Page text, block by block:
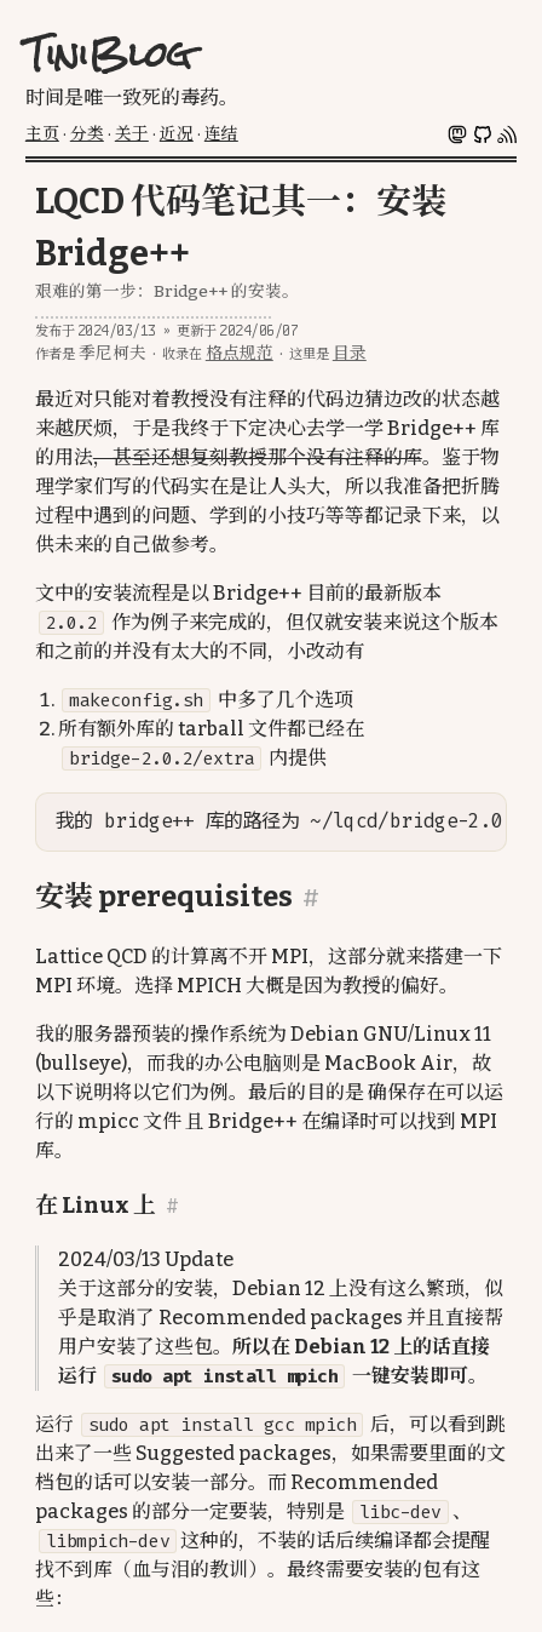
TiniBlog
时间是唯一致死的毒药。
主页· 分类 · 关于 · 近况 · 连结
LQCD 代码笔记其一：安装
Bridge++
艰难的第一步：Bridge++ 的安装。
发布于 2024/03/13 » 更新于 2024/06/07
作者是季尼柯夫 · 收录在 格点规范 · 这里是 目录
最近对只能对着教授没有注释的代码边猜边改的状态越
来越厌烦，于是我终于下定决心去学一学 Bridge++ 库
的用法，甚至还想复刻教授那个没有注释的库。鉴于物
理学家们写的代码实在是让人头大，所以我准备把折腾
过程中遇到的问题、学到的小技巧等等都记录下来，以
供未来的自己做参考。
文中的安装流程是以 Bridge++ 目前的最新版本
2.0.2
作为例子来完成的，但仅就安装来说这个版本
和之前的并没有太大的不同，小改动有
makeconfig.sh
中多了几个选项
所有额外库的 tarball 文件都已经在
bridge-2.0.2/extra 内提供
安装 prerequisites #
Lattice QCD 的计算离不开 MPI，这部分就来搭建一下
MPI 环境。选择 MPICH 大概是因为教授的偏好。
我的服务器预装的操作系统为 Debian GNU/Linux 11
(bullseye)，而我的办公电脑则是 MacBook Air，故
以下说明将以它们为例。最后的目的是确保存在可以运
行的 mpicc 文件且 Bridge++ 在编译时可以找到 MPI
库。
在 Linux 上 #
2024/03/13 Update
关于这部分的安装，Debian 12 上没有这么繁琐，似
乎是取消了 Recommended packages 并且直接帮
用户安装了这些包。 所以在 Debian 12 上的话直接
运行
sudo apt install mpich 一键安装即可。
运行 sudo apt install gcc mpich
后，可以看到跳
出来了一些 Suggested packages，如果需要里面的文
档包的话可以安装一部分。而 Recommended
packages 的部分一定要装，特别是
libc-dev 、
libmpich-dev 这种的，不装的话后续编译都会提醒
找不到库（血与泪的教训）。最终需要安装的包有这
些：